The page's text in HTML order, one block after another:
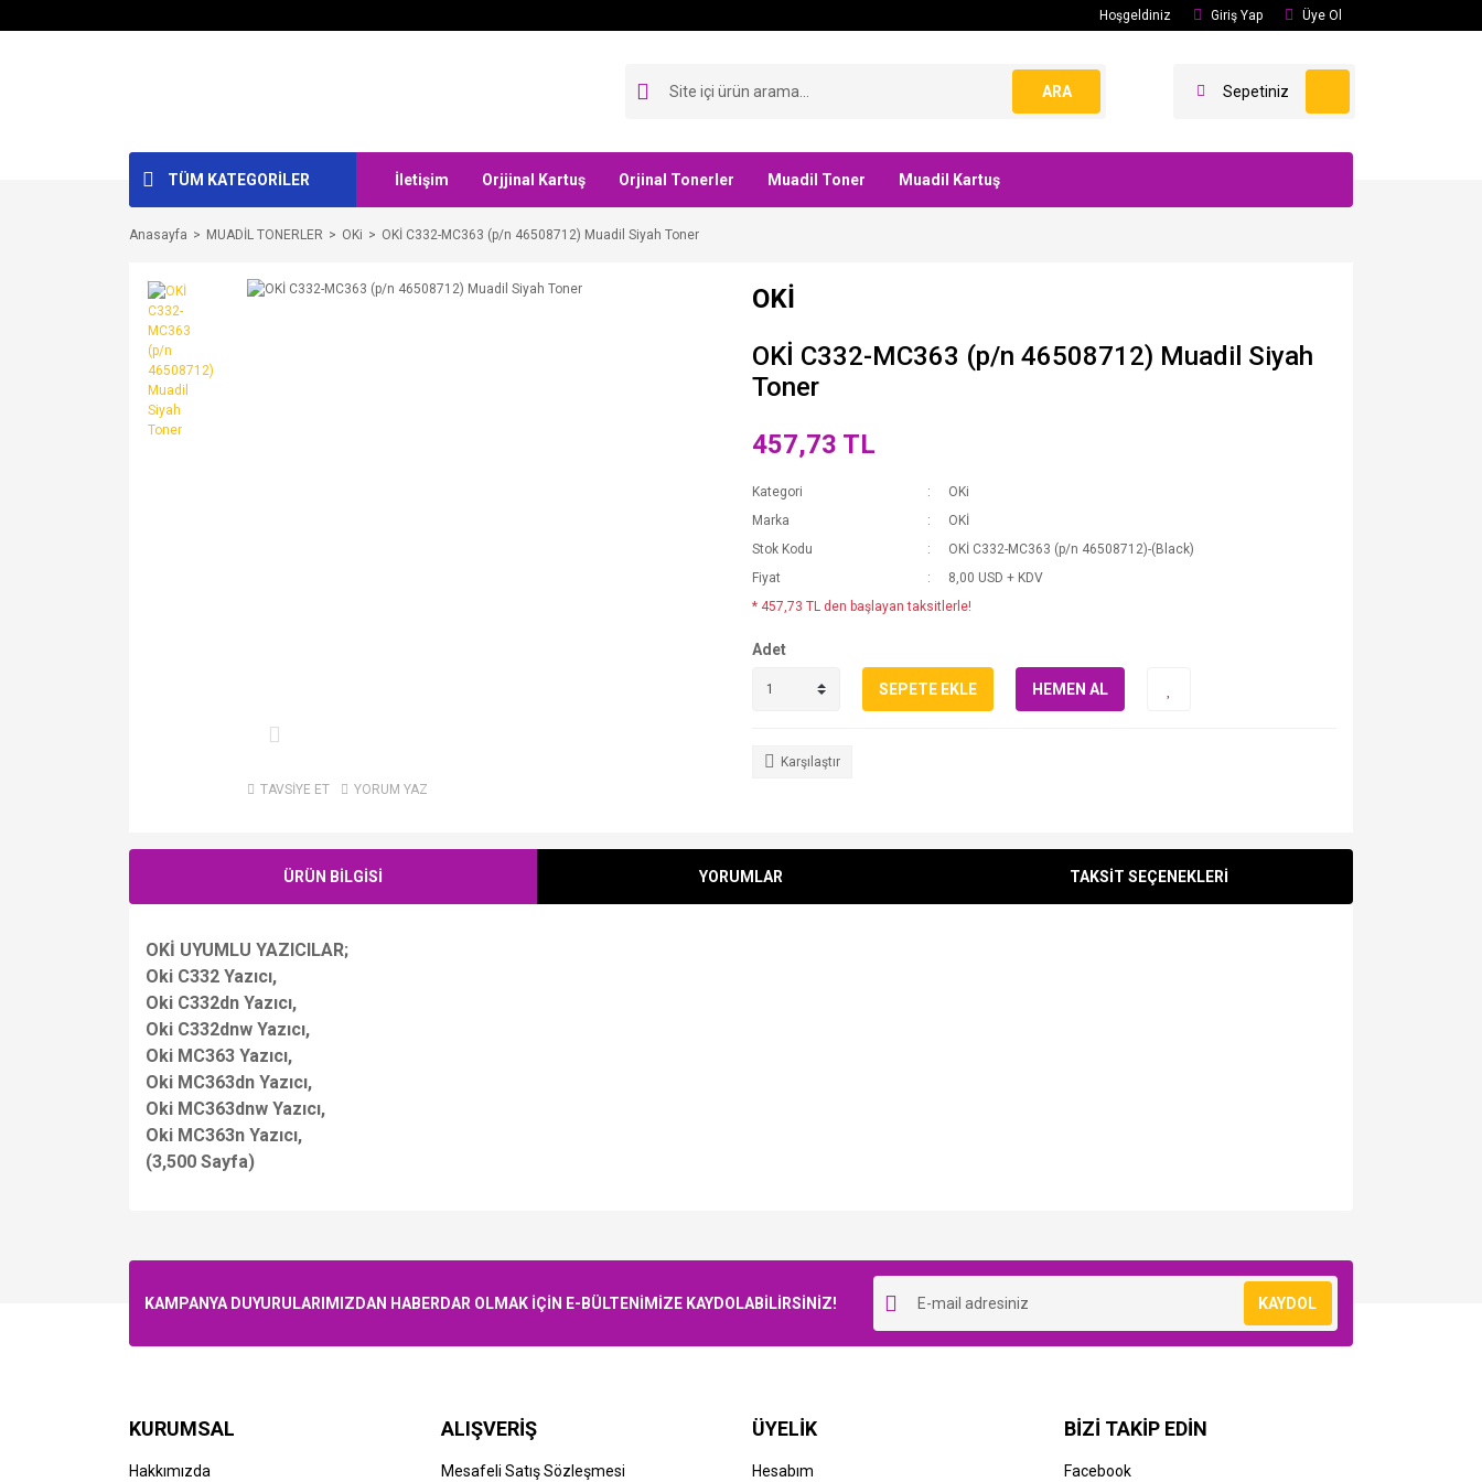
Hoşgeldiniz Giriş Yap Üye Ol
ARA Sepetiniz
TÜM KATEGORİLER İletişim Orjjinal Kartuş Orjinal Tonerler Muadil Toner Muadil Kartuş
Anasayfa MUADİL TONERLER OKi OKİ C332-MC363 (p/n 46508712) Muadil Siyah Toner
TAVSİYE ET YORUM YAZ
OKİ
OKİ C332-MC363 (p/n 46508712) Muadil Siyah
Toner
457,73 TL
Kategori
OKi
Marka
OKİ
Stok Kodu
OKİ C332-MC363 (p/n 46508712)-(Black)
Fiyat
8,00 USD + KDV
* 457,73 TL den başlayan taksitlerle!
Adet
SEPETE EKLE HEMEN AL
Karşılaştır
ÜRÜN BİLGİSİ YORUMLAR TAKSİT SEÇENEKLERİ
OKİ UYUMLU YAZICILAR;
Oki C332 Yazıcı,
Oki C332dn Yazıcı,
Oki C332dnw Yazıcı,
Oki MC363 Yazıcı,
Oki MC363dn Yazıcı,
Oki MC363dnw Yazıcı,
Oki MC363n Yazıcı,
(3,500 Sayfa)
KAMPANYA DUYURULARIMIZDAN HABERDAR OLMAK İÇİN E-BÜLTENİMİZE KAYDOLABİLİRSİNİZ! KAYDOL
KURUMSAL
Hakkımızda
ALIŞVERİŞ
Mesafeli Satış Sözleşmesi
ÜYELİK
Hesabım
BİZİ TAKİP EDİN
Facebook